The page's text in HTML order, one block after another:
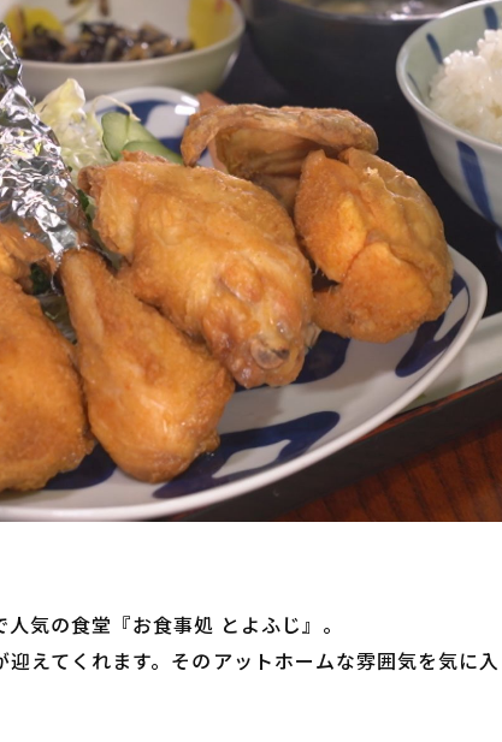
気の食堂『お食事処 とよふじ』。
えてくれます。そのアットホームな雰囲気を気に